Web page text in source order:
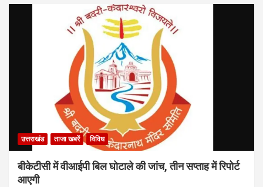
उत्तराखंड ताजा खबरें विविध
बीकेटीसी में वीआईपी बिल घोटाले की जांच, तीन सप्ताह में रिपोर्ट
आएगी